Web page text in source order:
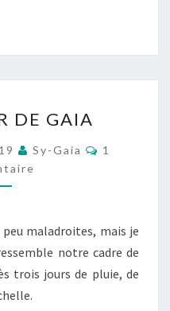
DE GAIA
Sy-Gaia
1
maladroites, mais je
notre cadre de
trois jours de pluie, de